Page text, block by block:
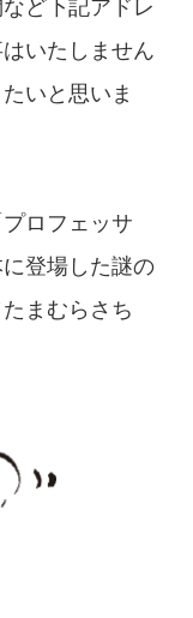
ど下記アドレ
いたしません
いと思いま
ロフェッサ
登場した謎の
まむらさち